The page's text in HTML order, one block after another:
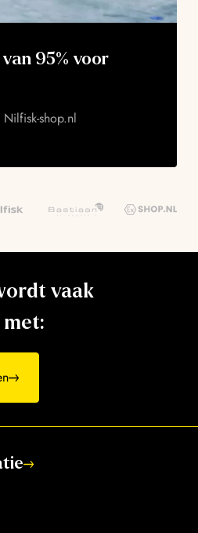
95% voor
shop.nl
vaak